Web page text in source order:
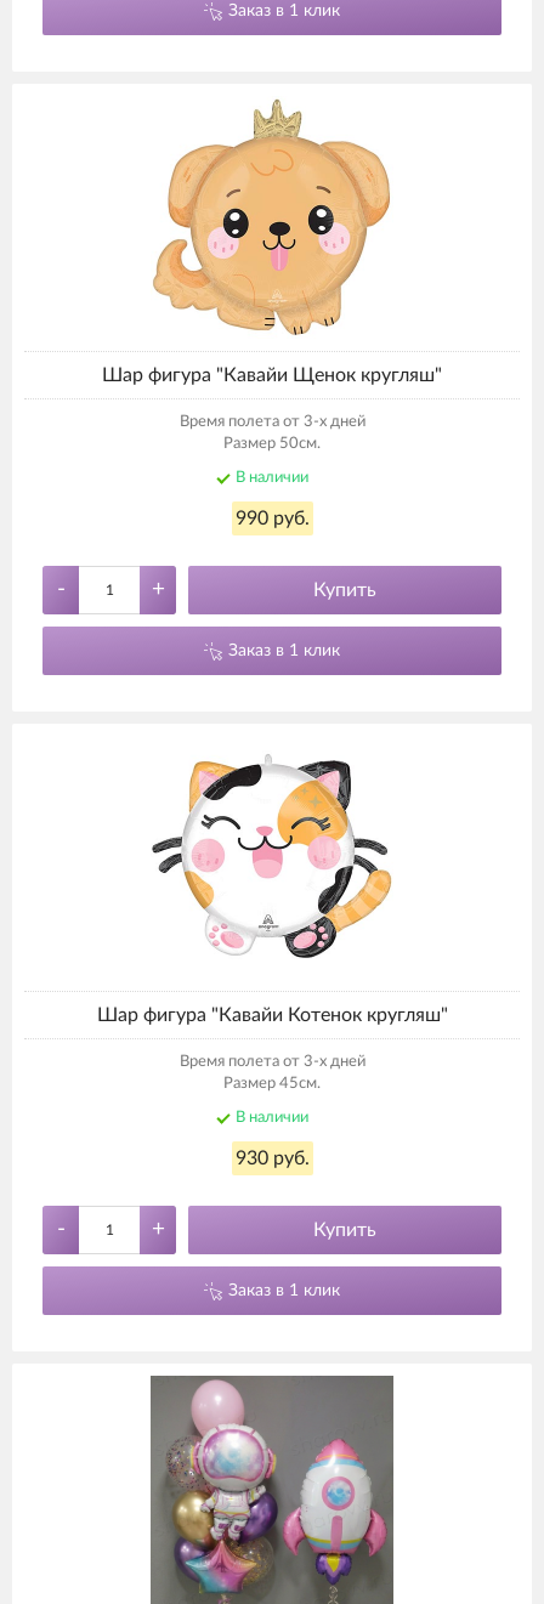
Заказ в 1 клик
Шар фигура "Кавайи Щенок кругляш"
Время полета от 3-х дней
Размер 50см.
В наличии
990 руб.
- + Купить
Заказ в 1 клик
Шар фигура "Кавайи Котенок кругляш"
Время полета от 3-х дней
Размер 45см.
В наличии
930 руб.
- + Купить
Заказ в 1 клик